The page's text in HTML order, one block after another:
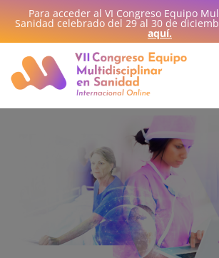
Para acceder al VI Congreso Equipo
Sanidad celebrado del 29 al 30 de
aquí.